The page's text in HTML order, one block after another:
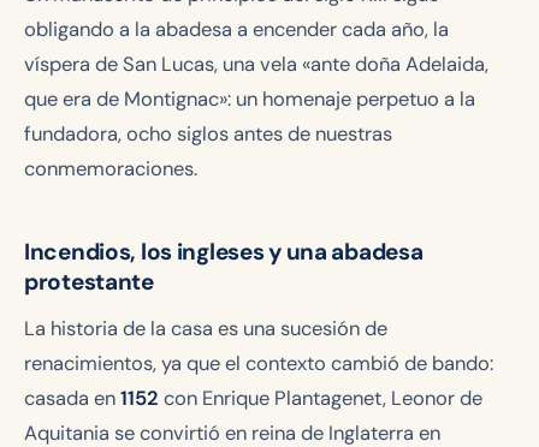
obligando a la abadesa a encender cada año, la
víspera de San Lucas, una vela «ante doña Adelaida,
que era de Montignac»: un homenaje perpetuo a la
fundadora, ocho siglos antes de nuestras
conmemoraciones.
Incendios, los ingleses y una abadesa
protestante
La historia de la casa es una sucesión de
renacimientos, ya que el contexto cambió de bando:
casada en1152 con Enrique Plantagenet, Leonor de
Aquitania se convirtió en reina de Inglaterra en